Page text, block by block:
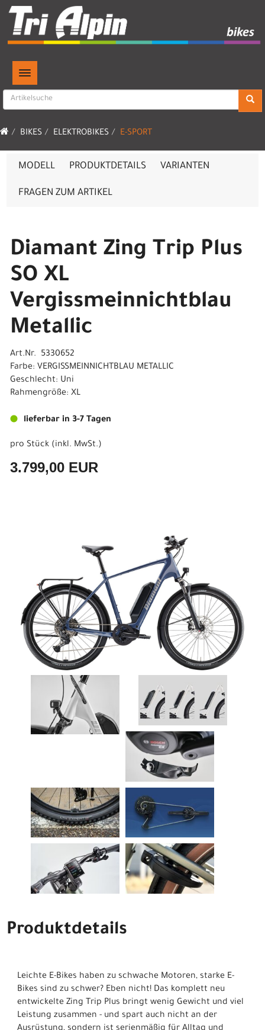
TOGGLE NAVIGATION
BIKES ELEKTROBIKES E-SPORT
MODELL PRODUKTDETAILS VARIANTEN
FRAGEN ZUM ARTIKEL
Diamant Zing Trip Plus
SO XL
Vergissmeinnichtblau
Metallic
Art.Nr. 5330652
Farbe: VERGISSMEINNICHTBLAU METALLIC
Geschlecht: Uni
Rahmengröße: XL
lieferbar in 3-7 Tagen
pro Stück (inkl. MwSt.)
3.799,00 EUR
Produktdetails
Leichte E-Bikes haben zu schwache Motoren, starke E-
Bikes sind zu schwer? Eben nicht! Das komplett neu
entwickelte Zing Trip Plus bringt wenig Gewicht und viel
Leistung zusammen - und spart auch nicht an der